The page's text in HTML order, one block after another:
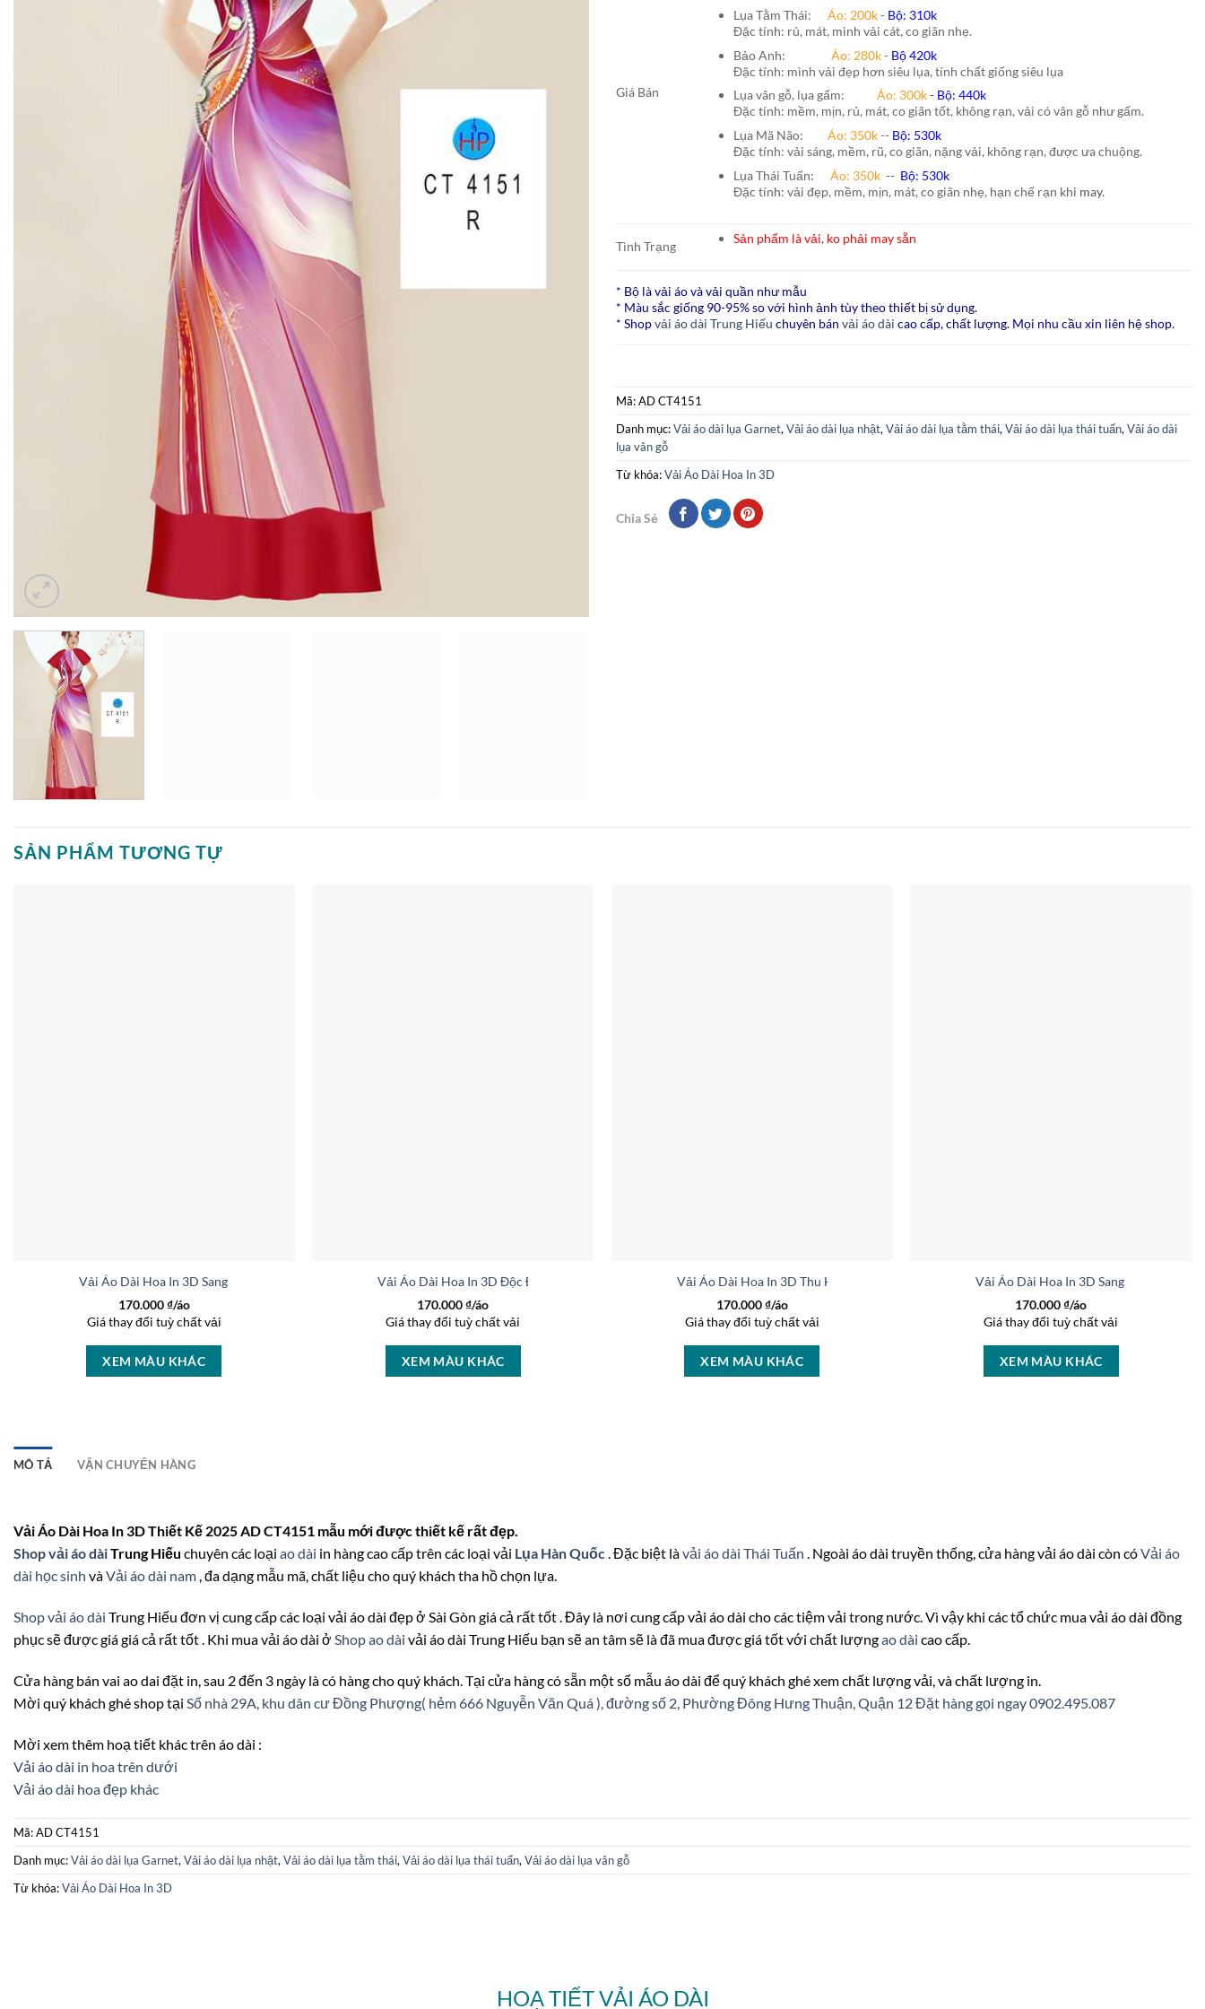
Giá Bán
Lụa Tằm Thái: Áo: 200k- Bộ: 310k
Đặc tính: rủ, mát, mình vải cát, co giãn nhẹ.
Bảo Anh: Áo: 280k- Bộ 420k
Đặc tính: mình vải đẹp hơn siêu lụa, tính chất giống siêu lụa
Lụa vân gỗ, lụa gấm: Áo: 300k- Bộ: 440k
Đặc tính: mềm, mịn, rủ, mát, co giãn tốt, không rạn, vải có vân gỗ như gấm.
Lụa Mã Não: Áo: 350k-- Bộ: 530k
Đặc tính: vải sáng, mềm, rũ, co giãn, nặng vải, không rạn, được ưa chuộng.
Lụa Thái Tuấn: Áo: 350k-- Bộ: 530k
Đặc tính: vải đẹp, mềm, mịn, mát, co giãn nhẹ, hạn chế rạn khi may.
Tình Trạng
Sản phẩm là vải, ko phải may sẵn
* Bộ là vải áo và vải quần như mẫu
* Màu sắc giống 90-95% so với hình ảnh tùy theo thiết bị sử dụng.
* Shopvải áo dài Trung Hiếu chuyên bán vải áo dài cao cấp, chất lượng. Mọi nhu cầu xin liên hệ shop.
Mã:AD CT4151
Danh mục:Vải áo dài lụa Garnet, Vải áo dài lụa nhật, Vải áo dài lụa tằm thái, Vải áo dài lụa thái tuấn, Vải áo dài
lụa vân gỗ
Từ khóa:Vải Áo Dài Hoa In 3D
Chia Sẻ
SẢN PHẨM TƯƠNG TỰ
Vải Áo Dài Hoa In 3D Sang Trọng AD 46447
170.000₫/áo
Giá thay đổi tuỳ chất vải
XEM MÀU KHÁC
Vải Áo Dài Hoa In 3D Độc Đáo AD 37236
170.000₫/áo
Giá thay đổi tuỳ chất vải
XEM MÀU KHÁC
Vải Áo Dài Hoa In 3D Thu Hút AD 46463
170.000₫/áo
Giá thay đổi tuỳ chất vải
XEM MÀU KHÁC
Vải Áo Dài Hoa In 3D Sang Trọng AD
170.000₫/áo
Giá thay đổi tuỳ chất vải
XEM MÀU KHÁC
MÔ TẢ VẬN CHUYỂN HÀNG
Vải Áo Dài Hoa In 3D Thiết Kế 2025 AD CT4151 mẫu mới được thiết kế rất đẹp.
Shop vải áo dàiTrung Hiếu chuyên các loại ao dài in hàng cao cấp trên các loại vải Lụa Hàn Quốc. Đặc biệt làvải áo dài Thái Tuấn . Ngoài áo dài truyền thống, cửa hàng vải áo dài còn cóVải áo
dài học sinh vàVải áo dài nam , đa dạng mẫu mã, chất liệu cho quý khách tha hồ chọn lựa.
Shop vải áo dài Trung Hiếu đơn vị cung cấp các loại vải áo dài đẹp ở Sài Gòn giá cả rất tốt . Đây là nơi cung cấp vải áo dài cho các tiệm vải trong nước. Vì vậy khi các tổ chức mua vải áo dài đồng
phục sẽ được giá giá cả rất tốt . Khi mua vải áo dài ở Shop ao dài vải áo dài Trung Hiếu bạn sẽ an tâm sẽ là đã mua được giá tốt với chất lượngao dài cao cấp.
Cửa hàng bán vai ao dai đặt in, sau 2 đến 3 ngày là có hàng cho quý khách. Tại cửa hàng có sẵn một số mẫu áo dài để quý khách ghé xem chất lượng vải, và chất lượng in.
Mời quý khách ghé shop tại Số nhà 29A, khu dân cư Đồng Phượng( hẻm 666 Nguyễn Văn Quá ), đường số 2, Phường Đông Hưng Thuận, Quận 12Đặt hàng gọi ngay 0902.495.087
Mời xem thêm hoạ tiết khác trên áo dài :
Vải áo dài in hoa trên dưới
Vải áo dài hoa đẹp khác
Mã:AD CT4151
Danh mục:Vải áo dài lụa Garnet,Vải áo dài lụa nhật,Vải áo dài lụa tằm thái,Vải áo dài lụa thái tuấn,Vải áo dài lụa vân gỗ
Từ khóa:Vải Áo Dài Hoa In 3D
HOẠ TIẾT VẢI ÁO DÀI